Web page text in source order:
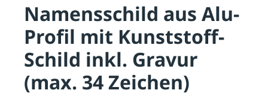
Namensschild aus Alu-
Profil mit Kunststoff-
Schild inkl. Gravur
(max. 34 Zeichen)